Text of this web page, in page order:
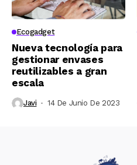
Ecogadget
Nueva tecnología para
gestionar envases
reutilizables a gran
escala
Javi 14 De Junio De 2023